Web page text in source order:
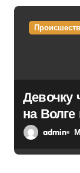
а
п
и
Девочку
на
admin